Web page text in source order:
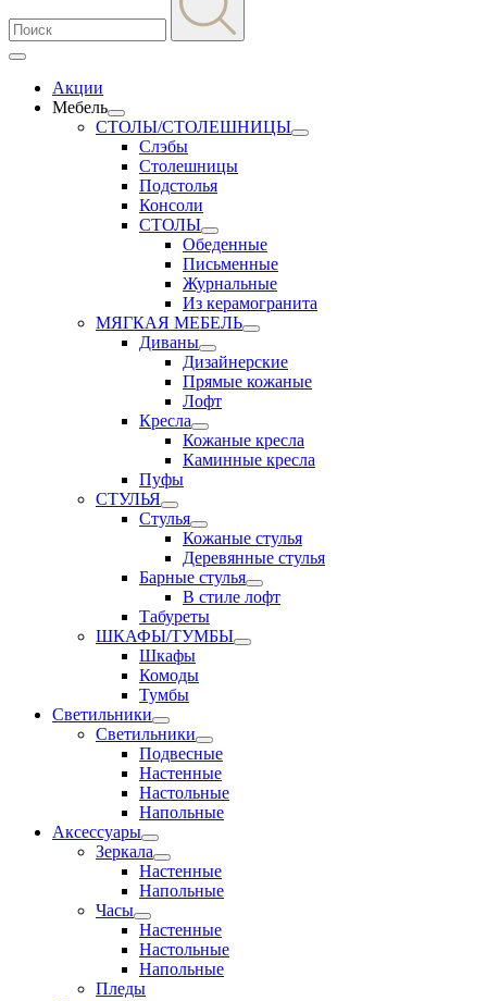
Акции
Мебель
СТОЛЫ/СТОЛЕШНИЦЫ
Слэбы
Столешницы
Подстолья
Консоли
СТОЛЫ
Обеденные
Письменные
Журнальные
Из керамогранита
МЯГКАЯ МЕБЕЛЬ
Диваны
Дизайнерские
Прямые кожаные
Лофт
Кресла
Кожаные кресла
Каминные кресла
Пуфы
СТУЛЬЯ
Стулья
Кожаные стулья
Деревянные стулья
Барные стулья
В стиле лофт
Табуреты
ШКАФЫ/ТУМБЫ
Шкафы
Комоды
Тумбы
Светильники
Светильники
Подвесные
Настенные
Настольные
Напольные
Аксессуары
Зеркала
Настенные
Напольные
Часы
Настенные
Настольные
Напольные
Пледы